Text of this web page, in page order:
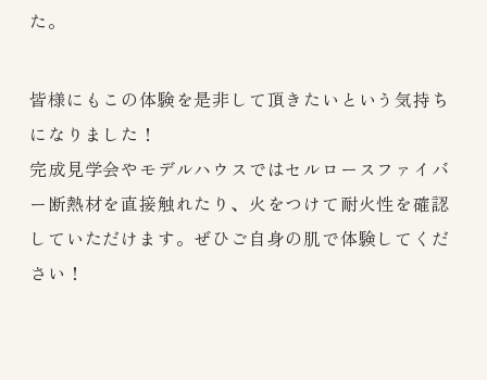
た。
皆様にもこの体験を是非して頂きたいという気持ち
になりました！
完成見学会やモデルハウスではセルロースファイバ
ー断熱材を直接触れたり、火をつけて耐火性を確認
していただけます。ぜひご自身の肌で体験してくだ
さい！